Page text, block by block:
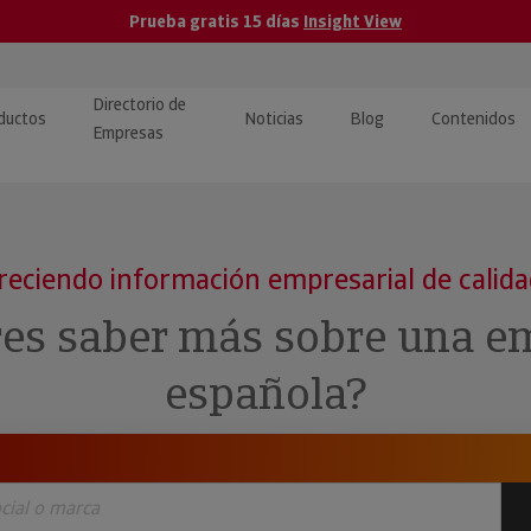
Prueba gratis 15 días Insight View
y ERP
· Recuperación de
Directorio de
Empresas
Noticias Blog Contenidos
Pública
Investigada
información empresarial de
saber más sobre una
española?